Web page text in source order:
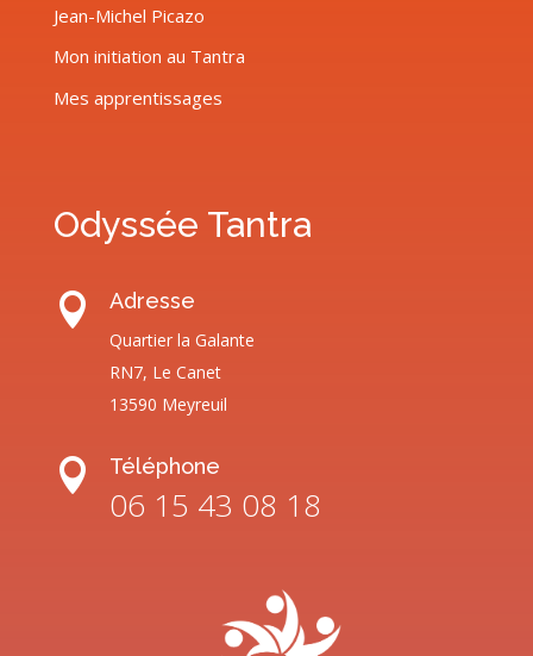
Jean-Michel Picazo
Mon initiation au Tantra
Mes apprentissages
Odyssée Tantra
 Adresse
Quartier la Galante
RN7, Le Canet
13590 Meyreuil
 Téléphone
06 15 43 08 18